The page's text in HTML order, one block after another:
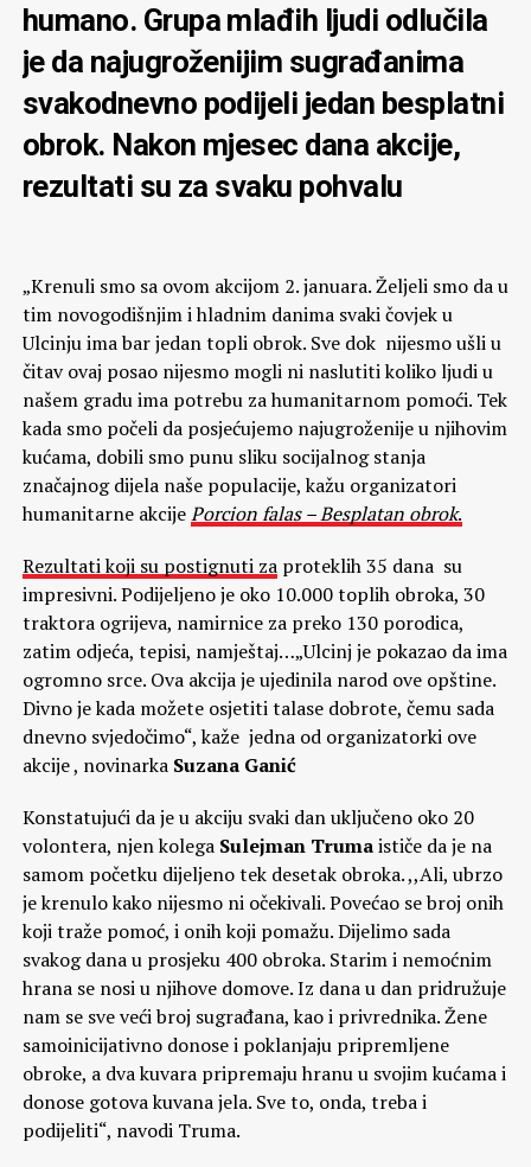
humano. Grupa mlađih ljudi odlučila
je da najugroženijim sugrađanima
svakodnevno podijeli jedan besplatni
obrok. Nakon mjesec dana akcije,
rezultati su za svaku pohvalu
„Krenuli smo sa ovom akcijom 2. januara. Željeli smo da u
tim novogodišnjim i hladnim danima svaki čovjek u
Ulcinju ima bar jedan topli obrok. Sve dok nijesmo ušli u
čitav ovaj posao nijesmo mogli ni naslutiti koliko ljudi u
našem gradu ima potrebu za humanitarnom pomoći. Tek
kada smo počeli da posjećujemo najugroženije u njihovim
kućama, dobili smo punu sliku socijalnog stanja
značajnog dijela naše populacije, kažu organizatori
humanitarne akcijePorcion falas – Besplatan obrok.
Rezultati koji su postignuti zaproteklih 35 dana su
impresivni. Podijeljeno je oko 10.000 toplih obroka, 30
traktora ogrijeva, namirnice za preko 130 porodica,
zatim odjeća, tepisi, namještaj…„Ulcinj je pokazao da ima
ogromno srce. Ova akcija je ujedinila narod ove opštine.
Divno je kada možete osjetiti talase dobrote, čemu sada
dnevno svjedočimo“, kaže jedna od organizatorki ove
akcije , novinarka Suzana Ganić
Konstatujući da je u akciju svaki dan uključeno oko 20
volontera, njen kolega Sulejman Trumaističe da je na
samom početku dijeljeno tek desetak obroka. ,,Ali, ubrzo
je krenulo kako nijesmo ni očekivali. Povećao se broj onih
koji traže pomoć, i onih koji pomažu. Dijelimo sada
svakog dana u prosjeku 400 obroka. Starim i nemoćnim
hrana se nosi u njihove domove. Iz dana u dan pridružuje
nam se sve veći broj sugrađana, kao i privrednika. Žene
samoinicijativno donose i poklanjaju pripremljene
obroke, a dva kuvara pripremaju hranu u svojim kućama i
donose gotova kuvana jela. Sve to, onda, treba i
podijeliti“, navodi Truma.